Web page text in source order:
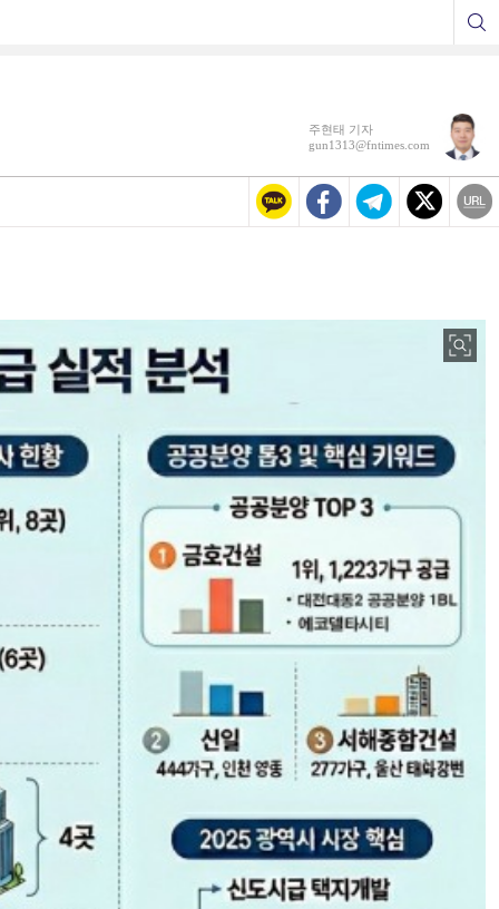
주현태 기자
gun1313@fntimes.com